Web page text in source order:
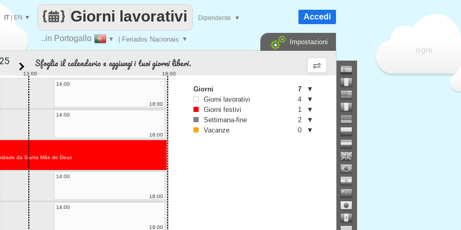
ogni
..in Portogallo ▼ | Feriados Nacionais ▼
Giorni lavorativi
IT|EN ▼ Dipendente ▼ Accedi
Impostazioni
Sfoglia il calendario e aggiungi i tuoi giorni liberi.
13:00 18:00
14:00
18:00
14:00
18:00
da Santa Mãe de Deus
14:00
18:00
14:00
18:00
Giorni 7
▼
Giorni lavorativi
4
▼
Giorni festivi
1
▼
Settimana-fine
2
▼
Vacanze
0 ▼